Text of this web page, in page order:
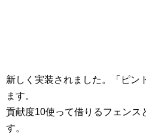
新しく実装されました。「ピン
ます。
貢献度10使って借りるフェンス
す。